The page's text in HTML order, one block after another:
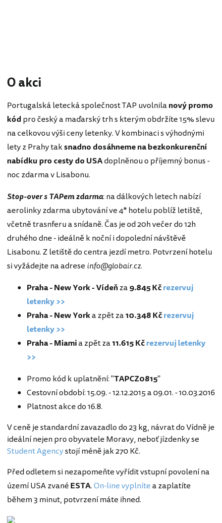
O akci
Portugalská letecká společnost TAP uvolnilanový promo
kód pro český a maďarský trh s kterým obdržíte 15% slevu
na celkovou výši ceny letenky. V kombinaci s výhodnými
lety z Prahy taksnadno dosáhneme na bezkonkurenční
nabídku pro cesty do USAdoplněnou o příjemný bonus -
noc zdarma v Lisabonu.
Stop-over s TAPem zdarma: na dálkových letech nabízí
aerolinky zdarma ubytování ve 4* hotelu poblíž letiště,
včetně trasnferu a snídaně. Čas je od 20h večer do 12h
druhého dne - ideálně k noční i dopolední návštěvě
Lisabonu. Z letiště do centra jezdí metro. Potvrzení hotelu
si vyžádejte na adrese info@globair.cz.
Praha - New York - Vídeňza9.845 Kčrezervuj
letenky >>
Praha - New Yorka zpět za10.348 Kčrezervuj
letenky >>
Praha - Miamia zpět za11.615 Kčrezervuj letenky
>>
Promo kód k uplatnění: "TAPCZ0815"
Cestovní období: 15.09. - 12.12.2015 a 09.01. - 10.03.2016
Platnost akce do 16.8.
V ceně je standardní zavazadlo do 23 kg, návrat do Vídně je
ideální nejen pro obyvatele Moravy, neboť jízdenky se
Student Agencystojí méně jak 270 Kč.
Před odletem si nezapomeňte vyřídit vstupní povolení na
území USA zvané ESTA.On-line vyplnítea zaplatíte
během 3 minut, potvrzení máte ihned.